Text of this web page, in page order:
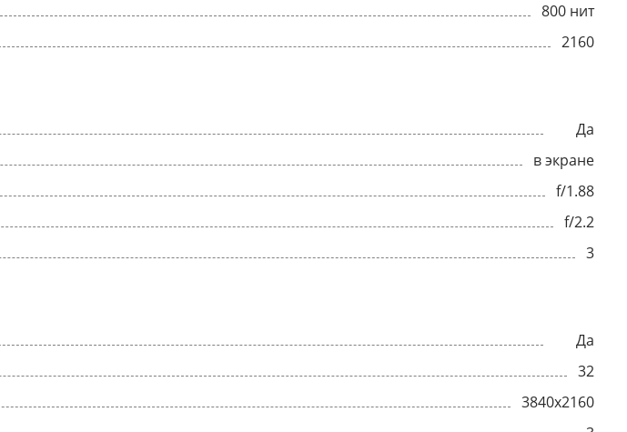
800 нит
2160
Да
в экране
f/1.88
f/2.2
3
Да
32
3840x2160